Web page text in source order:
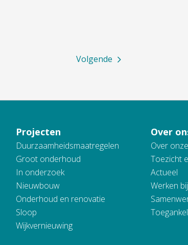
Volgende
Projecten
Duurzaamheidsmaatregelen
Groot onderhoud
In onderzoek
Nieuwbouw
Onderhoud en renovatie
Sloop
Wijkvernieuwing
Over
Over
Toezicht
Actueel
Werken